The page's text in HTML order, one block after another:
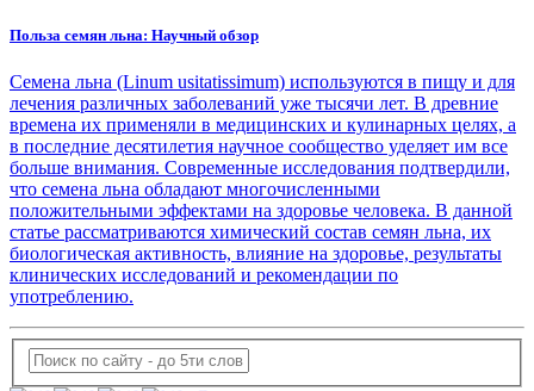
Польза семян льна: Научный обзор
Семена льна (Linum usitatissimum) используются в пищу и для
лечения различных заболеваний уже тысячи лет. В древние
времена их применяли в медицинских и кулинарных целях, а
в последние десятилетия научное сообщество уделяет им все
больше внимания. Современные исследования подтвердили,
что семена льна обладают многочисленными
положительными эффектами на здоровье человека. В данной
статье рассматриваются химический состав семян льна, их
биологическая активность, влияние на здоровье, результаты
клинических исследований и рекомендации по
употреблению.